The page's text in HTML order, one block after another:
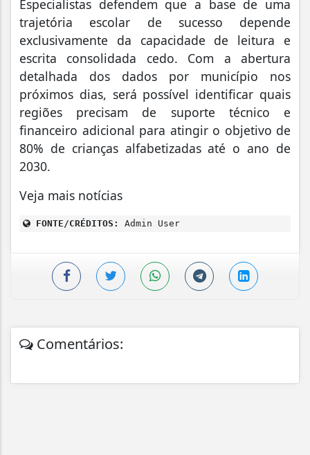
Especialistas defendem que a base de uma
trajetória escolar de sucesso depende
exclusivamente da capacidade de leitura e
escrita consolidada cedo. Com a abertura
detalhada dos dados por município nos
próximos dias, será possível identificar quais
regiões precisam de suporte técnico e
financeiro adicional para atingir o objetivo de
80% de crianças alfabetizadas até o ano de
2030.
Veja mais notícias
FONTE/CRÉDITOS: Admin User
Comentários: